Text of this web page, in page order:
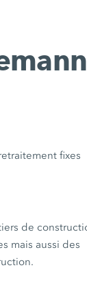
fixes
de
mais aussi des